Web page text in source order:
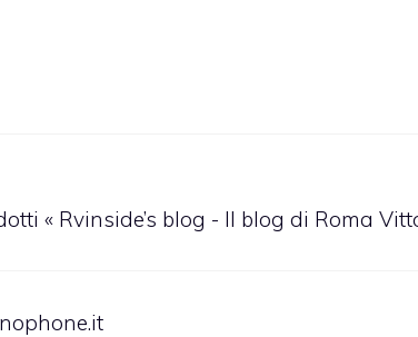
« Rvinside’s blog - Il blog di Roma